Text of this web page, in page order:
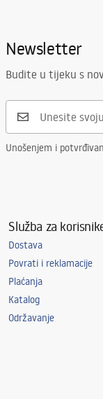
Newsletter
Budite u tijeku s
Unošenjem i
Služba za
Dostava
Povrati i reklamacije
Plaćanja
Katalog
Održavanje